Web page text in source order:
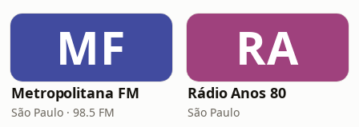
MF
Metropolitana FM
São Paulo · 98.5 FM
RA
Rádio Anos 80
São Paulo